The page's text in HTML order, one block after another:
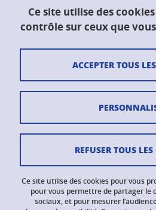
Maison du doctorat "Jean
CS 40700
38058 Grenoble Cedex 9
Plan du site
Données personnelles
Gestion des cookies
Ce site utilise des
contrôle sur ceux que
Ce site utilise des cookies pour vous
pour vous permettre de partager le
sociaux, et pour mesurer
ACCEPTER TOUS
REFUSER TOUS